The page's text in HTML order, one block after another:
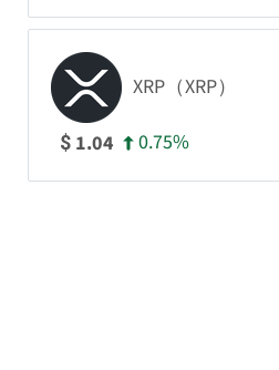
XRP（XRP）
$ 1.04 0.75%